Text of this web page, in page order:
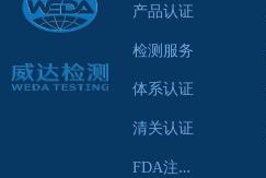
产品认证
检测服务
体系认证
清关认证
F
DA注册服务